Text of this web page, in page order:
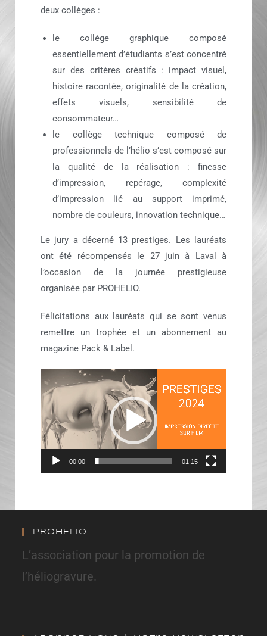
deux collèges :
le collège graphique composé
essentiellement d’étudiants s’est concentré
sur des critères créatifs : impact visuel,
histoire racontée, originalité de la création,
effets visuels, sensibilité de
consommateur…
le collège technique composé de
professionnels de l’hélio s’est composé sur
la qualité de la réalisation : finesse
d’impression, repérage, complexité
d’impression lié au support imprimé,
nombre de couleurs, innovation technique…
Le jury a décerné 13 prestiges. Les lauréats
ont été récompensés le 27 juin à Laval à
l’occasion de la journée prestigieuse
organisée par PROHELIO.
Félicitations aux lauréats qui se sont venus
remettre un trophée et un abonnement au
magazine Pack & Label.
Lecteur
vidéo
00:00 01:15
PROHELIO
L’association pour la promotion de
l’héliogravure.